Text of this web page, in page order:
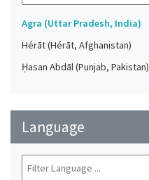
Agra (Uttar Pradesh, India)
Hérāt (Hérāt, Afghanistan)
Ḥasan Abdāl (Punjab, Pakistan)
Language